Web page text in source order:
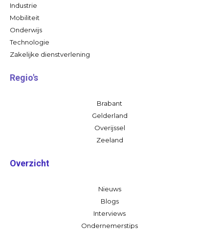
Industrie
Mobiliteit
Onderwijs
Technologie
Zakelijke dienstverlening
Regio's
Brabant
Gelderland
Overijssel
Zeeland
Overzicht
Nieuws
Blogs
Interviews
Ondernemerstips